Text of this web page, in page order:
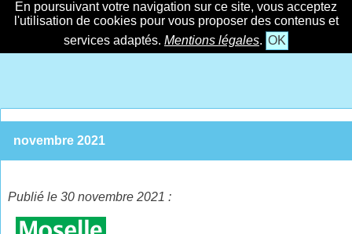
En poursuivant votre navigation sur ce site, vous acceptez
l'utilisation de cookies pour vous proposer des contenus et
services adaptés. Mentions légales. OK
novembre 2021
Publié le 30 novembre 2021 :